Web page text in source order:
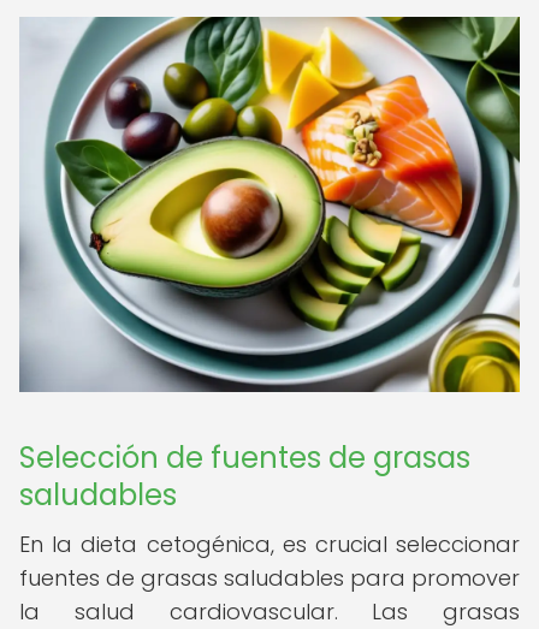
Selección de fuentes de grasas
saludables
En la dieta cetogénica, es crucial seleccionar
fuentes de grasas saludables para promover
la salud cardiovascular. Las grasas